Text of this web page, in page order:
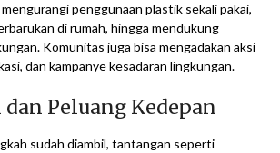
penggunaan plastik sekali pakai,
di rumah, hingga mendukung
Komunitas juga bisa mengadakan aksi
dan kampanye kesadaran lingkungan.
Peluang Kedepan
sudah diambil, tantangan seperti